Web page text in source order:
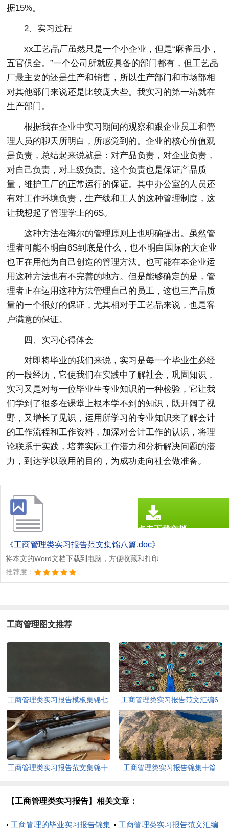
据15%。
2、实习过程
xx工艺品厂虽然只是一个小企业，但是“麻雀虽小，
五官俱全。”一个公司所就应具备的部门都有，但工艺品
厂最主要的还是生产和销售，所以生产部门和市场部相
对其他部门来说还是比较庞大些。我实习的第一站就在
生产部门。
根据我在企业中实习期间的观察和跟企业员工和管
理人员的聊天所明白，所感觉到的。企业的核心价值观
是负责，总结起来说就是：对产品负责，对企业负责，
对自己负责，对上级负责。这个负责也是保证产品质
量，维护工厂的正常运行的保证。其中办公室的人员还
有对工作环境负责，生产线和工人的这种管理制度，这
让我想起了管理学上的6S。
这种方法在海尔的管理原则上也明确提出。虽然管
理者可能不明白6S到底是什么，也不明白国际的大企业
也正在用他为自己创造的管理方法。也可能在本企业运
用这种方法也有不完善的地方。但是能够确定的是，管
理者正在运用这种方法管理自己的员工，这也三产品质
量的一个很好的保证，尤其相对于工艺品来说，也是客
户满意的保证。
四、实习心得体会
对即将毕业的我们来说，实习是每一个毕业生必经
的一段经历，它使我们在实践中了解社会，巩固知识，
实习又是对每一位毕业生专业知识的一种检验，它让我
们学到了很多在课堂上根本学不到的知识，既开阔了视
野，又增长了见识，运用所学习的专业知识来了解会计
的工作流程和工作资料，加深对会计工作的认识，将理
论联系于实践，培养实际工作潜力和分析解决问题的潜
力，到达学以致用的目的，为成功走向社会做准备。
《工商管理类实习报告范文集锦八篇.doc》
将本文的Word文档下载到电脑，方便收藏和打印
推荐度：
点击下载文档
文档为doc格式
工商管理图文推荐
工商管理类实习报告模板集锦七
篇
工商管理类实习报告范文汇编6
篇
工商管理类实习报告范文集锦十
工商管理类实习报告锦集十篇
【工商管理类实习报告】相关文章：
工商管理的毕业实习报告锦集 工商管理类实习报告范文汇编